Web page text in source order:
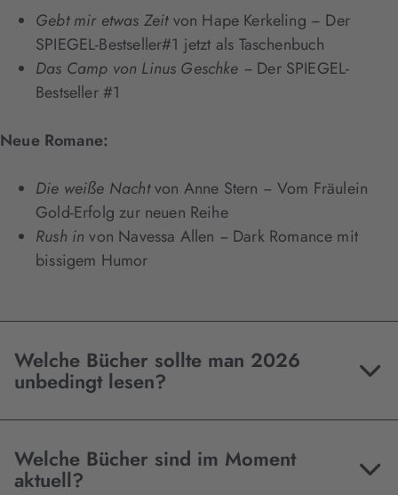
Gebt mir etwas Zeitvon Hape Kerkeling − Der
SPIEGEL-Bestseller#1 jetzt als Taschenbuch
Das Camp von Linus Geschke − Der SPIEGEL-
Bestseller #1
Neue Romane:
Die weiße Nachtvon Anne Stern − Vom Fräulein
Gold-Erfolg zur neuen Reihe
Rush invon Navessa Allen − Dark Romance mit
bissigem Humor
Welche Bücher sollte man 2026
unbedingt lesen?
Welche Bücher sind im Moment
aktuell?